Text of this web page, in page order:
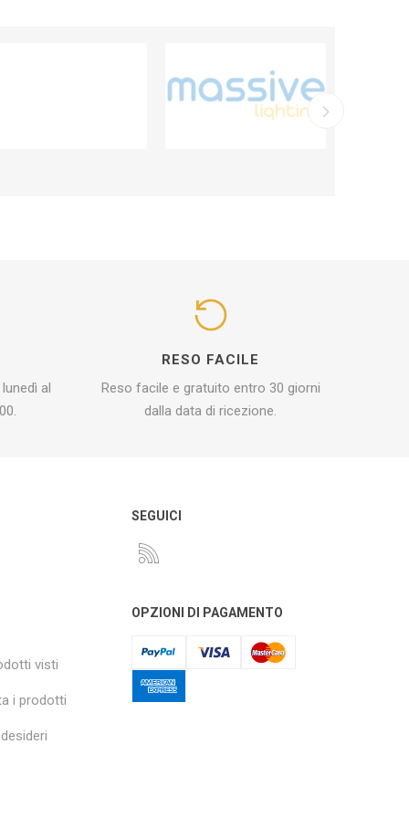
al
RESO FACILE
Reso facile e gratuito entro 30 giorni
dalla data di ricezione.
visti
i prodotti
SEGUICI
OPZIONI DI PAGAMENTO